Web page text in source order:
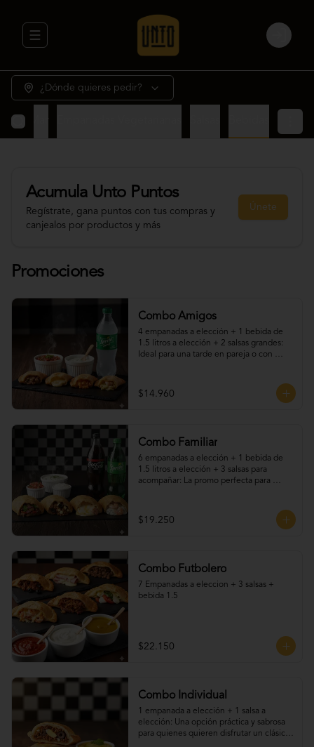
Abrir menu de navegación Login
¿Dónde quieres pedir?
y Mar
Acumula Unto Puntos
Regístrate, gana puntos con tus compras y
canjealos por productos y más
Únete
Promociones
Combo Amigos
4 empanadas a elección + 1 bebida de
1.5 litros a elección + 2 salsas grandes:
Ideal para una tarde en pareja o con
con nuestras deliciosas salsas caseras.
Una promo práctica, sabrosa y perfecta
$14.960
Combo Familiar
6 empanadas a elección + 1 bebida de
1.5 litros a elección + 3 salsas para
acompañar: La promo perfecta para
horno—, acompáñalas con una bebida
helada y nuestras irresistibles salsas
$19.250
Combo Futbolero
7 Empanadas a eleccion + 3 salsas +
bebida 1.5
$22.150
Combo Individual
1 empanada a elección + 1 salsa a
elección: Una opción práctica y sabrosa
para quienes quieren disfrutar un clásico